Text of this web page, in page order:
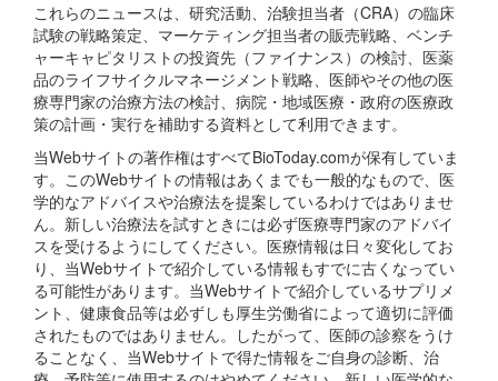
これらのニュースは、研究活動、治験担当者（CRA）の臨床
試験の戦略策定、マーケティング担当者の販売戦略、ベンチ
ャーキャピタリストの投資先（ファイナンス）の検討、医薬
品のライフサイクルマネージメント戦略、医師やその他の医
療専門家の治療方法の検討、病院・地域医療・政府の医療政
策の計画・実行を補助する資料として利用できます。
当Webサイトの著作権はすべてBioToday.comが保有していま
す。このWebサイトの情報はあくまでも一般的なもので、医
学的なアドバイスや治療法を提案しているわけではありませ
ん。新しい治療法を試すときには必ず医療専門家のアドバイ
スを受けるようにしてください。医療情報は日々変化してお
り、当Webサイトで紹介している情報もすでに古くなってい
る可能性があります。当Webサイトで紹介しているサプリメ
ント、健康食品等は必ずしも厚生労働省によって適切に評価
されたものではありません。したがって、医師の診察をうけ
ることなく、当Webサイトで得た情報をご自身の診断、治